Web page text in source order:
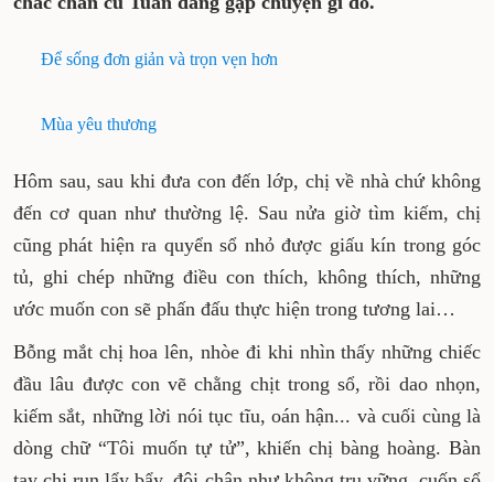
Để sống đơn giản và trọn vẹn hơn
Mùa yêu thương
Hôm sau, sau khi đưa con đến lớp, chị về nhà chứ không
đến cơ quan như thường lệ. Sau nửa giờ tìm kiếm, chị
cũng phát hiện ra quyển sổ nhỏ được giấu kín trong góc
tủ, ghi chép những điều con thích, không thích, những
ước muốn con sẽ phấn đấu thực hiện trong tương lai…
Bỗng mắt chị hoa lên, nhòe đi khi nhìn thấy những chiếc
đầu lâu được con vẽ chằng chịt trong sổ, rồi dao nhọn,
kiếm sắt, những lời nói tục tĩu, oán hận... và cuối cùng là
dòng chữ “Tôi muốn tự tử”, khiến chị bàng hoàng. Bàn